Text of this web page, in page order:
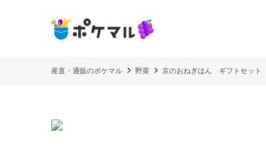
産直・通販のポケマル 野菜 京のおねぎはん ギフトセット